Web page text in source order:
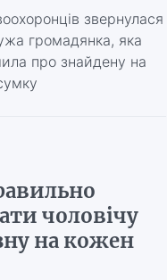
звернулася
громадянка, яка
про знайдену на
чоловічу
на кожен